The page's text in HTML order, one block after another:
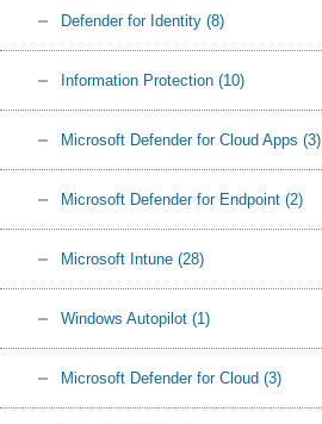
Defender for Identity (8)
Information Protection (10)
Microsoft Defender for Cloud Apps (3)
Microsoft Defender for Endpoint (2)
Microsoft Intune (28)
Windows Autopilot (1)
Microsoft Defender for Cloud (3)